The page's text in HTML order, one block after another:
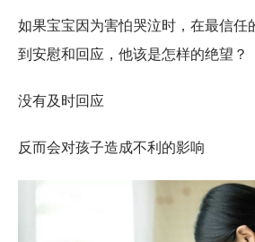
如果宝宝因为害怕哭泣时，在最信任
到安慰和回应，他该是怎样的绝望？
没有及时回应
反而会对孩子造成不利的影响